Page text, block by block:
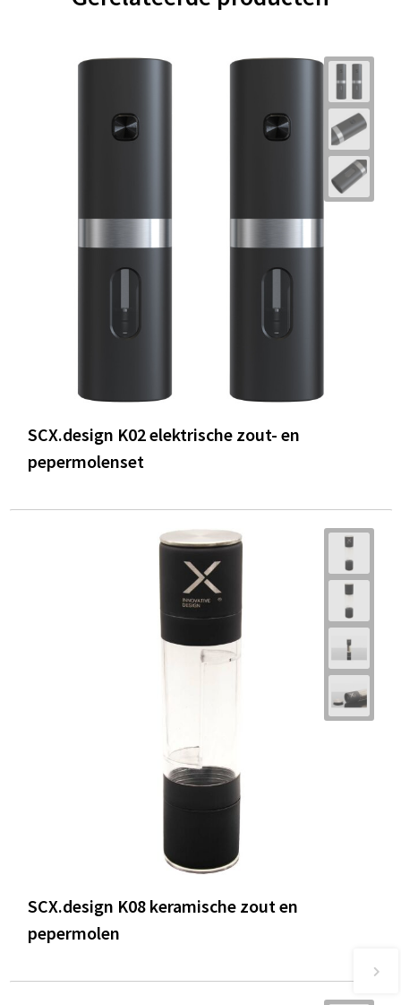
SCX.design K02 elektrische zout- en
pepermolenset
SCX.design K08 keramische zout en
pepermolen